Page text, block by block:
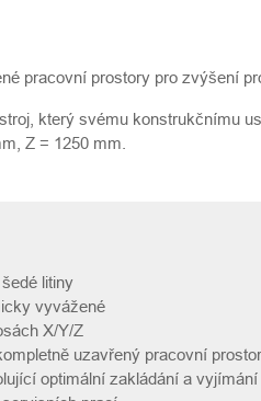
pracovní prostory pro zvýšení
který svému konstrukčnímu
Z = 1250 mm.
litiny
vyvážené
X/Y/Z
uzavřený pracovní
optimální zakládání a vyjímání